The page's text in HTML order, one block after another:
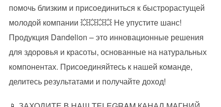
помочь близким и присоединиться к быстрорастущей
молодой компании 💥💥💥💥 Не упустите шанс!
Продукция Dandelion – это инновационные решения
для здоровья и красоты, основанные на натуральных
компонентах. Присоединяйтесь к нашей команде,
делитесь результатами и получайте доход!